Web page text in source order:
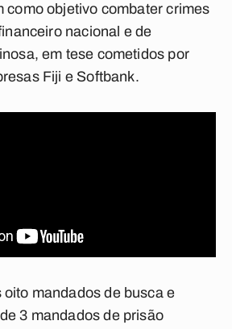
como objetivo combater crimes
nacional e de
em tese cometidos por
Fiji e Softbank.
mandados de busca e
3 mandados de prisão